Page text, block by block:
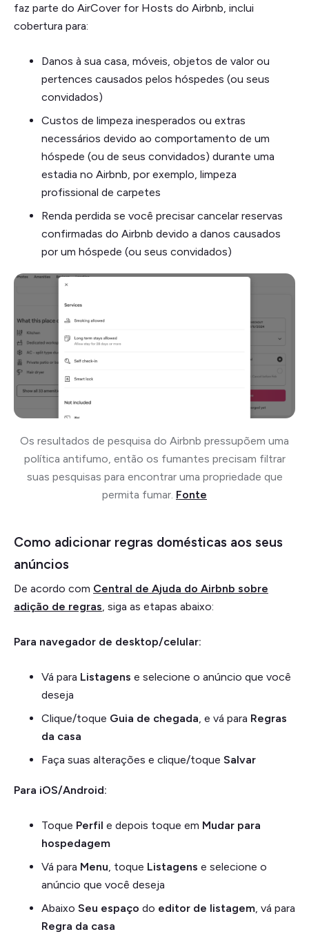
faz parte do AirCover for Hosts do Airbnb, inclui
cobertura para:
Danos à sua casa, móveis, objetos de valor ou
pertences causados pelos hóspedes (ou seus
convidados)
Custos de limpeza inesperados ou extras
necessários devido ao comportamento de um
hóspede (ou de seus convidados) durante uma
estadia no Airbnb, por exemplo, limpeza
profissional de carpetes
Renda perdida se você precisar cancelar reservas
confirmadas do Airbnb devido a danos causados
por um hóspede (ou seus convidados)
Os resultados de pesquisa do Airbnb pressupõem uma
política antifumo, então os fumantes precisam filtrar
suas pesquisas para encontrar uma propriedade que
permita fumar. Fonte
Como adicionar regras domésticas aos seus
anúncios
De acordo com Central de Ajuda do Airbnb sobre
adição de regras , siga as etapas abaixo:
Para navegador de desktop/celular:
Vá para Listagens e selecione o anúncio que você
deseja
Clique/toque Guia de chegada , e vá para Regras
da casa
Faça suas alterações e clique/toque Salvar
Para iOS/Android:
Toque Perfil e depois toque em Mudar para
hospedagem
Vá para Menu , toque Listagens e selecione o
anúncio que você deseja
Abaixo Seu espaço do editor de listagem , vá para
Regra da casa